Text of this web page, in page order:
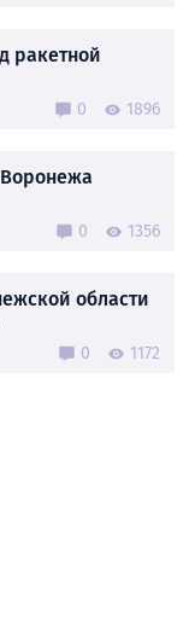
ракетной
0 1896
Воронежа
0 1356
области
0 1172